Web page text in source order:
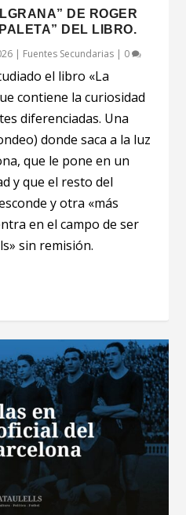
DE ROGER
DEL LIBRO.
| Fuentes Secundarias | 0
el libro «La
contiene la curiosidad
diferenciadas. Una
donde saca a la luz
que le pone en un
y que el resto del
y otra «más
en el campo de ser
sin remisión.